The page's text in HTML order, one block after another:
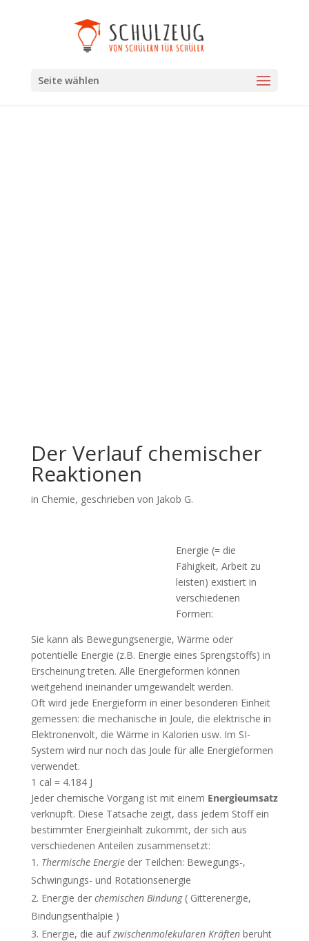
Seite wählen
Der Verlauf chemischer
Reaktionen
in Chemie, geschrieben von Jakob G.
Energie (= die
Fähigkeit, Arbeit zu
leisten) existiert in
verschiedenen
Formen:
Sie kann als Bewegungsenergie, Wärme oder
potentielle Energie (z.B. Energie eines Sprengstoffs) in
Erscheinung treten. Alle Energieformen können
weitgehend ineinander umgewandelt werden.
Oft wird jede Energieform in einer besonderen Einheit
gemessen: die mechanische in Joule, die elektrische in
Elektronenvolt, die Wärme in Kalorien usw. Im SI-
System wird nur noch das Joule für alle Energieformen
verwendet.
1 cal = 4.184 J
Jeder chemische Vorgang ist mit einem Energieumsatz
verknüpft. Diese Tatsache zeigt, dass jedem Stoff ein
bestimmter Energieinhalt zukommt, der sich aus
verschiedenen Anteilen zusammensetzt:
Thermische Energieder Teilchen: Bewegungs-,
Schwingungs- und Rotationsenergie
Energie der chemischen Bindung ( Gitterenergie,
Bindungsenthalpie )
Energie, die aufzwischenmolekularen Kräftenberuht